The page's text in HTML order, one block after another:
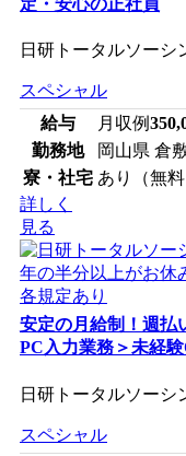
定・安心の正社員
日研トータルソー
スペシャル
給与
月収例
勤務地
岡山県 倉
寮・社宅 あり（無料
詳しく
見る
安定の月給制！週
PC入力業務＞未経験
日研トータルソー
スペシャル